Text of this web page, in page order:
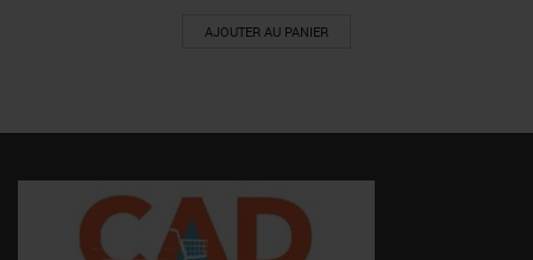
AJOUTER AU PANIER